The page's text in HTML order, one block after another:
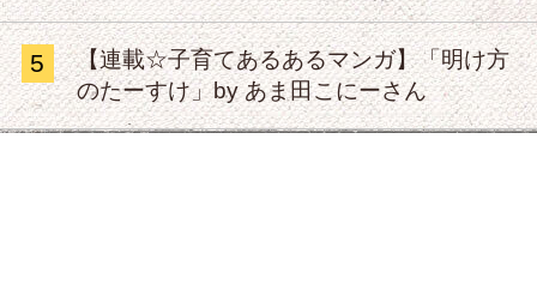
5
【連載☆子育てあるあるマンガ】「明け方
のたーすけ」by あま田こにーさん